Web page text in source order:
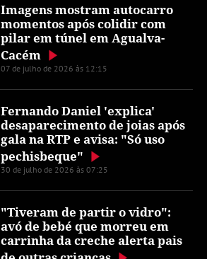
Imagens mostram autocarro
momentos após colidir com
pilar em túnel em Agualva-
Cacém
07 de julho de 2026 às 12:15
Fernando Daniel 'explica'
desaparecimento de joias após
gala na RTP e avisa: "Só uso
pechisbeque"
30 de julho de 2026 às 07:25
"Tiveram de partir o vidro":
avó de bebé que morreu em
carrinha da creche alerta pais